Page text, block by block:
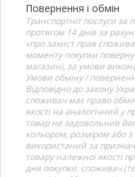
Повернення і обмін
Транспортніт послуги
протягом 14 днів за
«про захист прав
моменту покупки
магазині, за умови
Умови обміну /
Відповідно до закону
споживач має право
якості на аналогічний у
товар не задовольнив
кольором, розміром або
використаний за
товару належної якості
дня покупки. споживач